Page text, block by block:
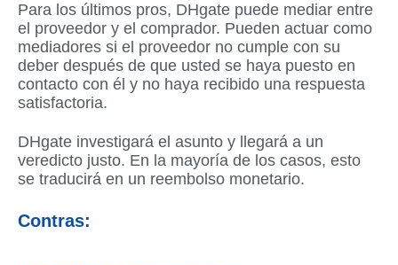
Para los últimos pros, DHgate puede mediar entre
el proveedor y el comprador. Pueden actuar como
mediadores si el proveedor no cumple con su
deber después de que usted se haya puesto en
contacto con él y no haya recibido una respuesta
satisfactoria.
DHgate investigará el asunto y llegará a un
veredicto justo. En la mayoría de los casos, esto
se traducirá en un reembolso monetario.
Contras: